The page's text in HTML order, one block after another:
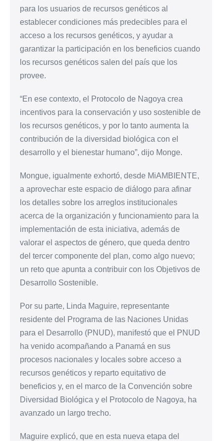
para los usuarios de recursos genéticos al
establecer condiciones más predecibles para el
acceso a los recursos genéticos, y ayudar a
garantizar la participación en los beneficios cuando
los recursos genéticos salen del país que los
provee.
“En ese contexto, el Protocolo de Nagoya crea
incentivos para la conservación y uso sostenible de
los recursos genéticos, y por lo tanto aumenta la
contribución de la diversidad biológica con el
desarrollo y el bienestar humano”, dijo Monge.
Mongue, igualmente exhortó, desde MiAMBIENTE,
a aprovechar este espacio de diálogo para afinar
los detalles sobre los arreglos institucionales
acerca de la organización y funcionamiento para la
implementación de esta iniciativa, además de
valorar el aspectos de género, que queda dentro
del tercer componente del plan, como algo nuevo;
un reto que apunta a contribuir con los Objetivos de
Desarrollo Sostenible.
Por su parte, Linda Maguire, representante
residente del Programa de las Naciones Unidas
para el Desarrollo (PNUD), manifestó que el PNUD
ha venido acompañando a Panamá en sus
procesos nacionales y locales sobre acceso a
recursos genéticos y reparto equitativo de
beneficios y, en el marco de la Convención sobre
Diversidad Biológica y el Protocolo de Nagoya, ha
avanzado un largo trecho.
Maguire explicó, que en esta nueva etapa del